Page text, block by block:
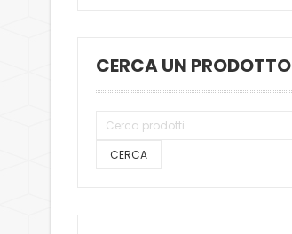
CERCA UN PRODOTTO